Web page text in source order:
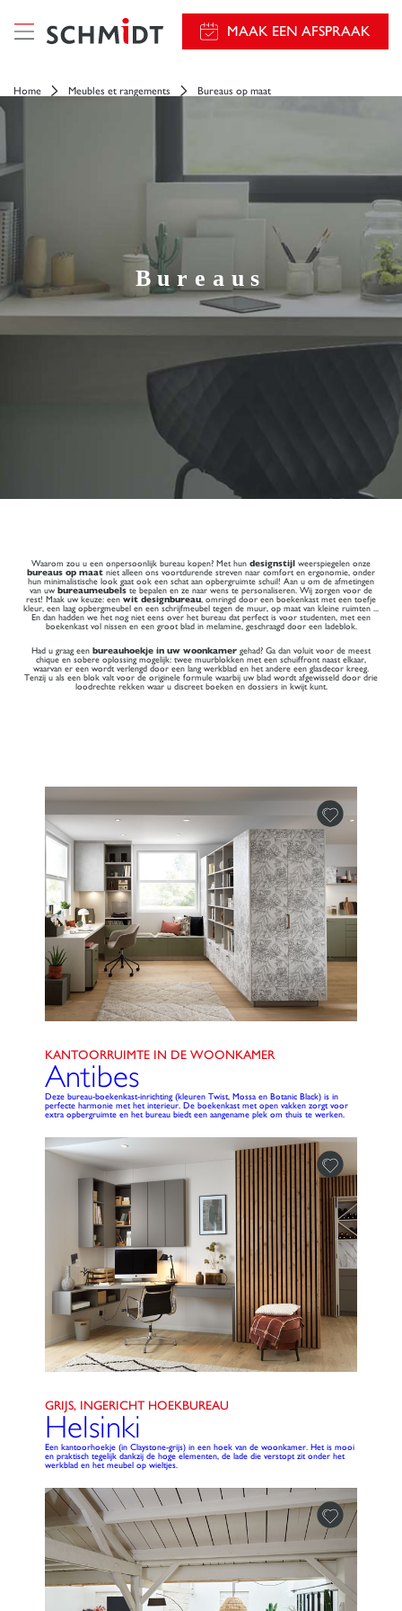
MAAK EEN AFSPRAAK
Home Meubles et rangements Bureaus op maat
Bureaus
Waarom zou u een onpersoonlijk bureau kopen? Met hun designstijl weerspiegelen onze
bureaus op maat niet alleen ons voortdurende streven naar comfort en ergonomie, onder
hun minimalistische look gaat ook een schat aan opbergruimte schuil! Aan u om de afmetingen
van uw bureaumeubels te bepalen en ze naar wens te personaliseren. Wij zorgen voor de
rest! Maak uw keuze: een wit designbureau , omringd door een boekenkast met een toefje
kleur, een laag opbergmeubel en een schrijfmeubel tegen de muur, op maat van kleine ruimten ...
En dan hadden we het nog niet eens over het bureau dat perfect is voor studenten, met een
boekenkast vol nissen en een groot blad in melamine, geschraagd door een ladeblok.
Had u graag een bureauhoekje in uw woonkamer gehad? Ga dan voluit voor de meest
chique en sobere oplossing mogelijk: twee muurblokken met een schuiffront naast elkaar,
waarvan er een wordt verlengd door een lang werkblad en het andere een glasdecor kreeg.
Tenzij u als een blok valt voor de originele formule waarbij uw blad wordt afgewisseld door drie
loodrechte rekken waar u discreet boeken en dossiers in kwijt kunt.
KANTOORRUIMTE IN DE WOONKAMER
Antibes
Deze bureau-boekenkast-inrichting (kleuren Twist, Mossa en Botanic Black) is in
perfecte harmonie met het interieur. De boekenkast met open vakken zorgt voor
extra opbergruimte en het bureau biedt een aangename plek om thuis te werken.
GRIJS, INGERICHT HOEKBUREAU
Helsinki
Een kantoorhoekje (in Claystone-grijs) in een hoek van de woonkamer. Het is mooi
en praktisch tegelijk dankzij de hoge elementen, de lade die verstopt zit onder het
werkblad en het meubel op wieltjes.